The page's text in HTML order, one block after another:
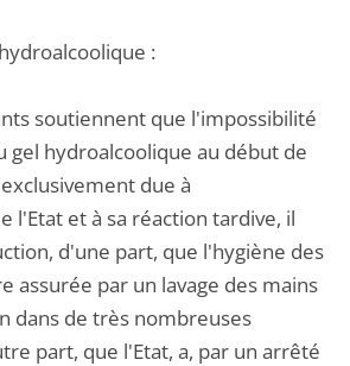
:
soutiennent que l'impossibilité
gel hydroalcoolique au début de
due à
l'Etat et à sa réaction tardive, il
d'une part, que l'hygiène des
assurée par un lavage des mains
dans de très nombreuses
part, que l'Etat, a, par un arrêté